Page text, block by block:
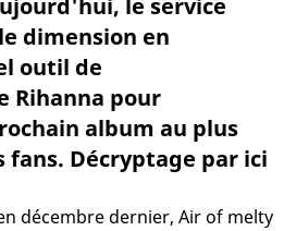
le service
dimension en
outil de
Rihanna pour
album au plus
fans. Décryptage par ici
décembre dernier, Air of melty